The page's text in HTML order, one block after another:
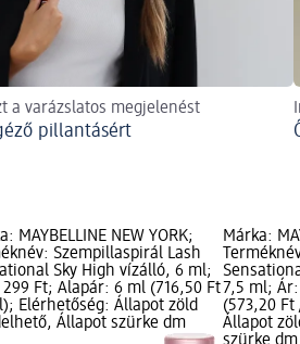
a varázslatos megjelenést
pillantásért
MAYBELLINE NEW YORK;
Szempillaspirál Lash
Sky High vízálló, 6 ml;
Ft; Alapár: 6 ml (716,50 Ft
Elérhetőség: Állapot zöld
Állapot szürke dm
Márka:
7,5 ml;
(573,20
Állapot